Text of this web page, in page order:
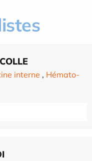
interne , Hémato-